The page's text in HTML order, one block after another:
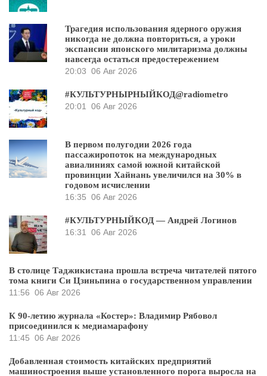
Трагедия использования ядерного оружия
никогда не должна повториться, а уроки
экспансии японского милитаризма должны
навсегда остаться предостережением
20:03 06 Авг 2026
#КУЛЬТУРНЫРНЫЙКОД@radiometro
20:01
06 Авг 2026
В первом полугодии 2026 года
пассажиропоток на международных
авиалиниях самой южной китайской
провинции Хайнань увеличился на 30% в
годовом исчислении
16:35 06 Авг 2026
#КУЛЬТУРНЫЙКОД — Андрей Логинов
16:31
06 Авг 2026
В столице Таджикистана прошла встреча читателей пятого
тома книги Си Цзиньпина о государственном управлении
11:56 06 Авг 2026
К 90-летию журнала «Костер»: Владимир Рябовол
присоединился к медиамарафону
11:45 06 Авг 2026
Добавленная стоимость китайских предприятий
машиностроения выше установленного порога выросла на